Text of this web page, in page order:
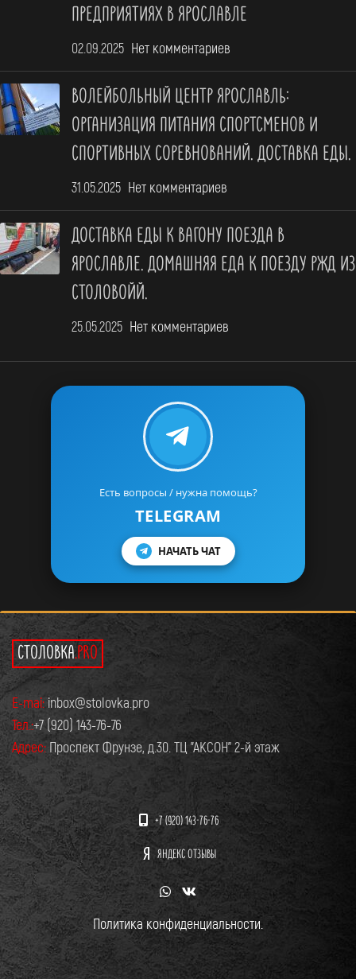
ПРЕДПРИЯТИЯХ В ЯРОСЛАВЛЕ
02.09.2025 Нет комментариев
ВОЛЕЙБОЛЬНЫЙ ЦЕНТР ЯРОСЛАВЛЬ:
ОРГАНИЗАЦИЯ ПИТАНИЯ СПОРТСМЕНОВ И
СПОРТИВНЫХ СОРЕВНОВАНИЙ. ДОСТАВКА ЕДЫ.
31.05.2025 Нет комментариев
ДОСТАВКА ЕДЫ К ВАГОНУ ПОЕЗДА В
ЯРОСЛАВЛЕ. ДОМАШНЯЯ ЕДА К ПОЕЗДУ РЖД ИЗ
СТОЛОВОЙЙ.
25.05.2025 Нет комментариев
Есть вопросы / нужна помощь?
TELEGRAM
НАЧАТЬ ЧАТ
СТОЛОВКА.PRO
E-mai: inbox@stolovka.pro
Тел.:+7 (920) 143-76-76
Адрес: Проспект Фрунзе, д.30. ТЦ "АКСОН" 2-й этаж
+7 (920) 143-76-76
ЯНДЕКС ОТЗЫВЫ
Политика конфиденциальности.